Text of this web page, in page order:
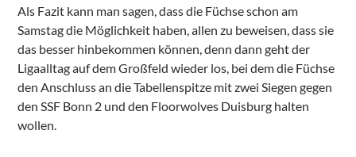
Als Fazit kann man sagen, dass die Füchse schon am
Samstag die Möglichkeit haben, allen zu beweisen, dass sie
das besser hinbekommen können, denn dann geht der
Ligaalltag auf dem Großfeld wieder los, bei dem die Füchse
den Anschluss an die Tabellenspitze mit zwei Siegen gegen
den SSF Bonn 2 und den Floorwolves Duisburg halten
wollen.